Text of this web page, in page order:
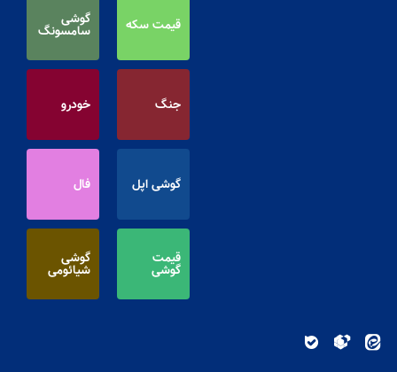
قیمت سکه گوشی
سامسونگ
جنگ خودرو
گوشی اپل فال
قیمت
گوشی
گوشی
شیائومی